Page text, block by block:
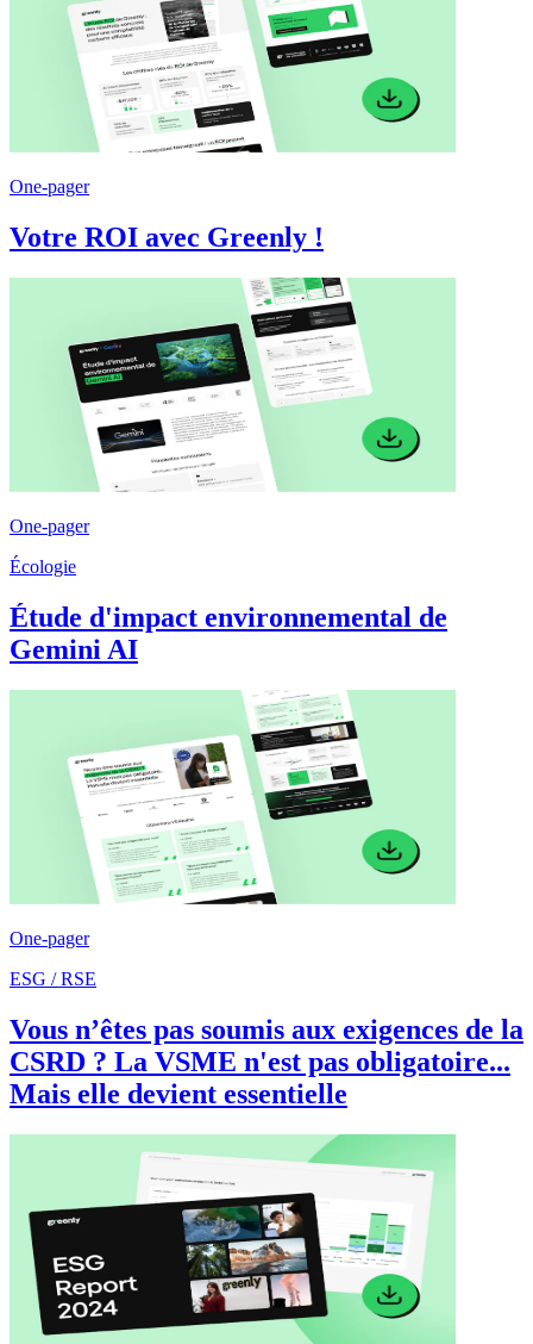
One-pager
Votre ROI avec Greenly !
One-pager
Écologie
Étude d'impact environnemental de
Gemini AI
One-pager
ESG / RSE
Vous n’êtes pas soumis aux exigences de la
CSRD ? La VSME n'est pas obligatoire...
Mais elle devient essentielle